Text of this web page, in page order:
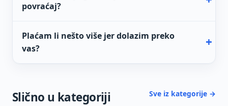
povraćaj?
Plaćam li nešto više jer dolazim preko
vas?
Slično u kategoriji Sve iz kategorije →